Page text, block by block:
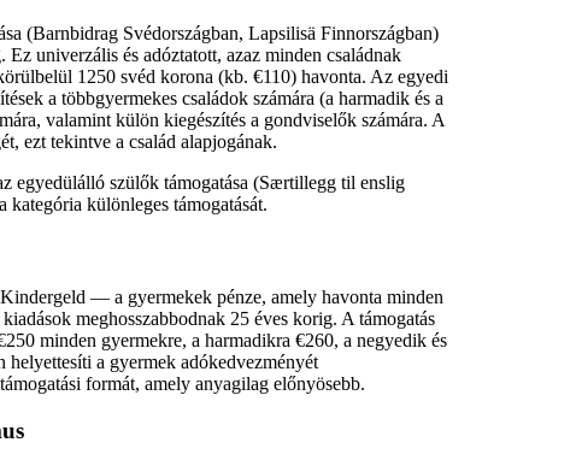
(Barnbidrag Svédországban, Lapsilisä Finnországban)
univerzális és adóztatott, azaz minden családnak
1250 svéd korona (kb. €110) havonta. Az egyedi
a többgyermekes családok számára (a harmadik és a
valamint külön kiegészítés a gondviselők számára. A
ezt tekintve a család alapjogának.
egyedülálló szülők támogatása (Særtillegg til enslig
kategória különleges támogatását.
— a gyermekek pénze, amely havonta minden
meghosszabbodnak 25 éves korig. A támogatás
minden gyermekre, a harmadikra €260, a negyedik és
a gyermek adókedvezményét
formát, amely anyagilag előnyösebb.